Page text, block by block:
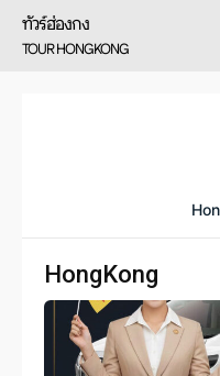
โดยบริษัทเบสเฟรนด์ ฮอลิเ
หน้าแรก
ทัวร์ฮ่องกง
ทัวร์ฮ่องกง
TOUR HONGKONG
HongKong